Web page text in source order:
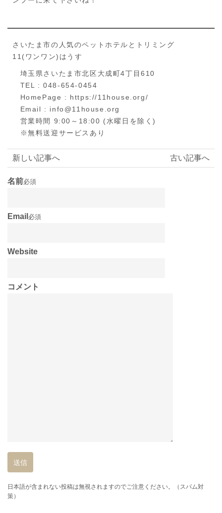
さいたま市の人気のペットホテルとトリミング
11(ワンワン)はうす
埼玉県さいたま市北区大成町4丁目610
TEL : 048-654-0454
HomePage : https://11house.org/
Email : info@11house.org
営業時間 9:00～18:00 (水曜日を除く)
※無料送迎サービスあり
古い記事へ
新しい記事へ
名前必須
Email 必須
Website
コメント
日本語が含まれない投稿は無視されますのでご注意ください。（スパム対
策）